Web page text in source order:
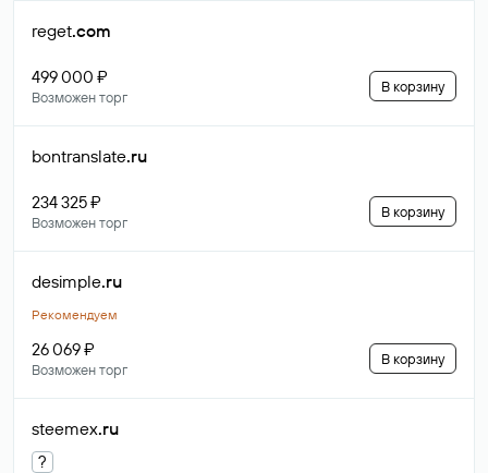
reget.com
499 000 ₽
Возможен торг
В корзину
bontranslate.ru
234 325 ₽
Возможен торг
В корзину
desimple.ru
Рекомендуем
26 069 ₽
Возможен торг
В корзину
steemex.ru
?